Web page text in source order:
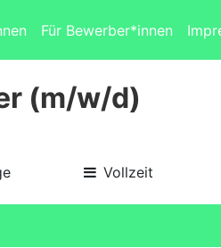
Für Bewerber*innen
(m/w/d)
Vollzeit